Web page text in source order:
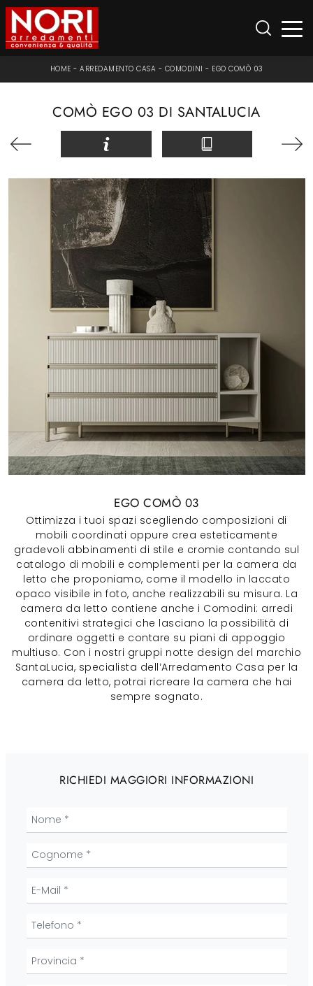
HOME - ARREDAMENTO CASA - COMODINI - EGO COMÒ 03
COMÒ EGO 03 DI SANTALUCIA
EGO COMÒ 03
Ottimizza i tuoi spazi scegliendo composizioni di
mobili coordinati oppure crea esteticamente
gradevoli abbinamenti di stile e cromie contando sul
catalogo di mobili e complementi per la camera da
letto che proponiamo, come il modello in laccato
opaco visibile in foto, anche realizzabili su misura. La
camera da letto contiene anche i Comodini: arredi
contenitivi strategici che lasciano la possibilità di
ordinare oggetti e contare su piani di appoggio
multiuso. Con i nostri gruppi notte design del marchio
SantaLucia, specialista dell’Arredamento Casa per la
camera da letto, potrai ricreare la camera che hai
sempre sognato.
RICHIEDI MAGGIORI INFORMAZIONI